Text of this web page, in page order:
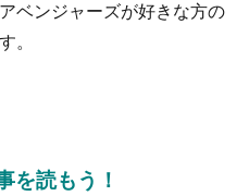
ベンジャーズが好きな方の
。
を読もう！